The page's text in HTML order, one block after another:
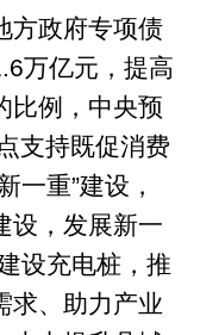
方政府专项债
万亿元，提高
比例，中央预
支持既促消费
一重”建设，
设，发展新一
设充电桩，推
求、助力产业